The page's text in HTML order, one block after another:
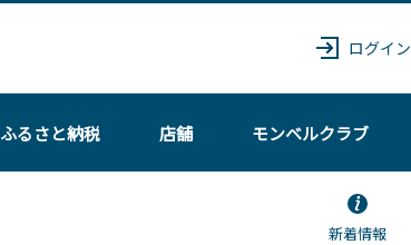
ログイン
ふるさと納税 店舗 モンベルクラブ
新着情報